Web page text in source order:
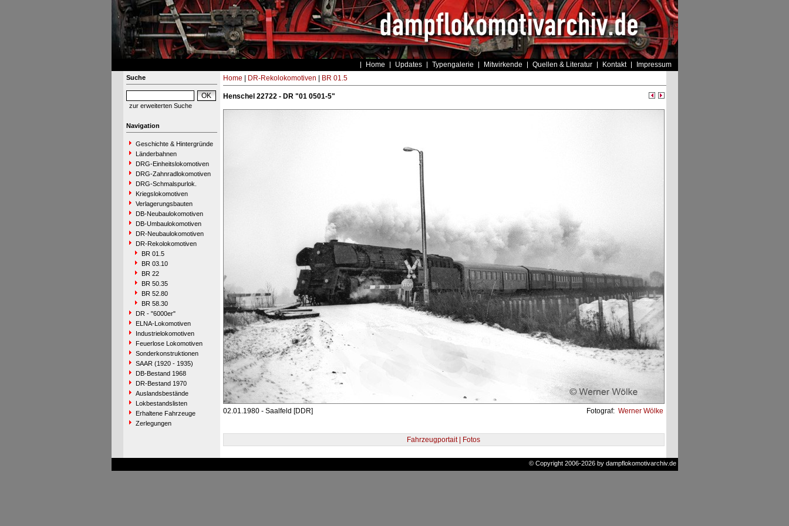
Home Updates Typengalerie Mitwirkende Quellen & Literatur Kontakt Impressum
Suche
zur erweiterten Suche
Navigation
Geschichte & Hintergründe
Länderbahnen
DRG-Einheitslokomotiven
DRG-Zahnradlokomotiven
DRG-Schmalspurlok.
Kriegslokomotiven
Verlagerungsbauten
DB-Neubaulokomotiven
DB-Umbaulokomotiven
DR-Neubaulokomotiven
DR-Rekolokomotiven
BR 01.5
BR 03.10
BR 22
BR 50.35
BR 52.80
BR 58.30
DR - "6000er"
ELNA-Lokomotiven
Industrielokomotiven
Feuerlose Lokomotiven
Sonderkonstruktionen
SAAR (1920 - 1935)
DB-Bestand 1968
DR-Bestand 1970
Auslandsbestände
Lokbestandslisten
Erhaltene Fahrzeuge
Zerlegungen
Home DR-Rekolokomotiven BR 01.5
Henschel 22722 - DR "01 0501-5"
02.01.1980 - Saalfeld [DDR] Fotograf: Werner Wölke
Fahrzeugportait | Fotos
© Copyright 2006-2026 by dampflokomotivarchiv.de